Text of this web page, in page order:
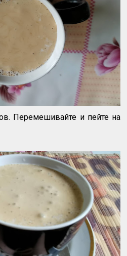
Перемешивайте и пейте на